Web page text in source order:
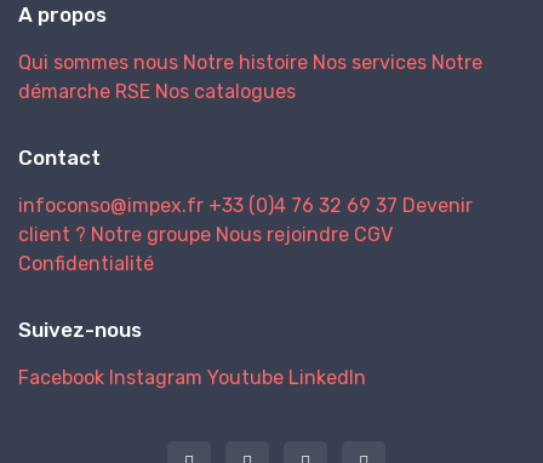
A propos
Qui sommes nous Notre histoire Nos services Notre
démarche RSE Nos catalogues
Contact
infoconso@impex.fr +33 (0)4 76 32 69 37 Devenir
client ? Notre groupe Nous rejoindre CGV
Confidentialité
Suivez-nous
Facebook Instagram Youtube LinkedIn